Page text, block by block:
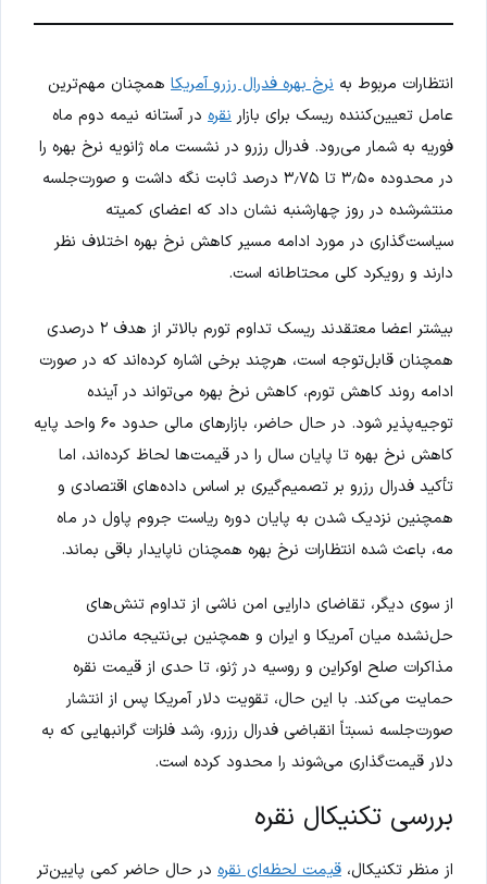
انتظارات مربوط به نرخ بهره فدرال رزرو آمریکا همچنان مهم‌ترین
عامل تعیین‌کننده ریسک برای بازار نقره در آستانه نیمه دوم ماه
فوریه به شمار می‌رود. فدرال رزرو در نشست ماه ژانویه نرخ بهره را
در محدوده ۳٫۵۰ تا ۳٫۷۵ درصد ثابت نگه داشت و صورت‌جلسه
منتشرشده در روز چهارشنبه نشان داد که اعضای کمیته
سیاست‌گذاری در مورد ادامه مسیر کاهش نرخ بهره اختلاف نظر
دارند و رویکرد کلی محتاطانه است.
بیشتر اعضا معتقدند ریسک تداوم تورم بالاتر از هدف ۲ درصدی
همچنان قابل‌توجه است، هرچند برخی اشاره کرده‌اند که در صورت
ادامه روند کاهش تورم، کاهش نرخ بهره می‌تواند در آینده
توجیه‌پذیر شود. در حال حاضر، بازارهای مالی حدود ۶۰ واحد پایه
کاهش نرخ بهره تا پایان سال را در قیمت‌ها لحاظ کرده‌اند، اما
تأکید فدرال رزرو بر تصمیم‌گیری بر اساس داده‌های اقتصادی و
همچنین نزدیک شدن به پایان دوره ریاست جروم پاول در ماه
مه، باعث شده انتظارات نرخ بهره همچنان ناپایدار باقی بماند.
از سوی دیگر، تقاضای دارایی امن ناشی از تداوم تنش‌های
حل‌نشده میان آمریکا و ایران و همچنین بی‌نتیجه ماندن
مذاکرات صلح اوکراین و روسیه در ژنو، تا حدی از قیمت نقره
حمایت می‌کند. با این حال، تقویت دلار آمریکا پس از انتشار
صورت‌جلسه نسبتاً انقباضی فدرال رزرو، رشد فلزات گرانبهایی که به
دلار قیمت‌گذاری می‌شوند را محدود کرده است.
بررسی تکنیکال نقره
از منظر تکنیکال، قیمت لحظه‌ای نقره در حال حاضر کمی پایین‌تر